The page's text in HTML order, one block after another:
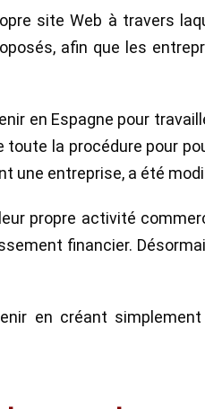
site Web à travers
afin que les
en Espagne pour
la procédure pour
une entreprise, a été
propre activité
financier.
en créant